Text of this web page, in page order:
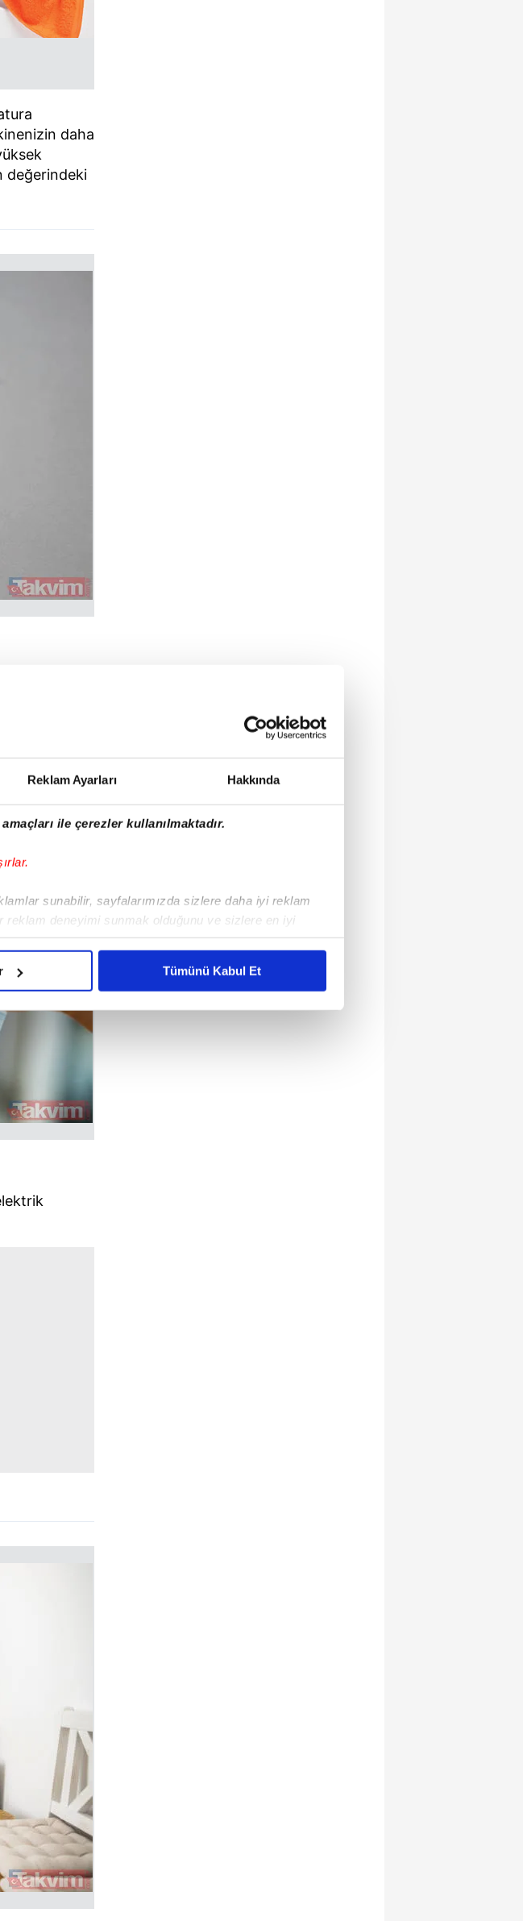
Reklam Ayarları Hakkında
ile çerezler kullanılmaktadır.
sunabilir, sayfalarımızda sizlere daha iyi reklam
reklam deneyimi sunmak olduğunu ve sizlere en iyi
bu noktada, reklamların maliyetlerimizi karşılamak
ve üçüncü kişilere ait çerezler kullanılmaktadır. Bu
çerezler bilgi toplumu hizmetlerinin sunulması
ve kişiselleştirilmesi ve sizlere yönelik
açık rızanız dahilinde kullanılacaktır.
tıklayınız
Tümünü Kabul Et
daha
değerindeki
saat